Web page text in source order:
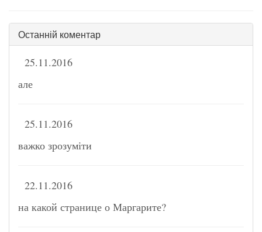
Останній коментар
25.11.2016
але
25.11.2016
важко зрозуміти
22.11.2016
на какой странице о Маргарите?